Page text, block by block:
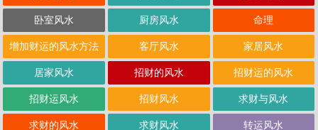
卧室风水 厨房风水 命理
增加财运的风水方法 客厅风水 家居风水
居家风水 招财的风水 招财运的风水
招财运风水 招财风水 求财与风水
求财的风水 求财风水 转运风水